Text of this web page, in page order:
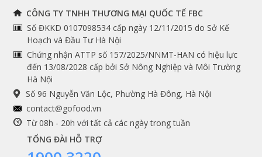
THÔNG TIN
Chính sách và quy định
chung
Hướng dẫn đặt hàng
Cam kết chất lượng
THEO DÕI NGAY
Facebook
Instagram
Youtube
Tiktok
Shopee
CÔNG TY TNHH THƯƠNG MẠI QUỐC TẾ FBC
Số ĐKKD 0107098534 cấp ngày 12/11/2015 do Sở Kế
Hoạch và Đầu Tư Hà Nội
Chứng nhận ATTP số 157/2025/NNMT-HAN có hiệu lực
đến 13/08/2028 cấp bởi Sở Nông Nghiệp và Môi Trường
Hà Nội
Số 96 Nguyễn Văn Lộc, Phường Hà Đông, Hà Nội
contact@gofood.vn
Từ 08h - 20h với tất cả các ngày trong tuần
TỔNG ĐÀI HỖ TRỢ